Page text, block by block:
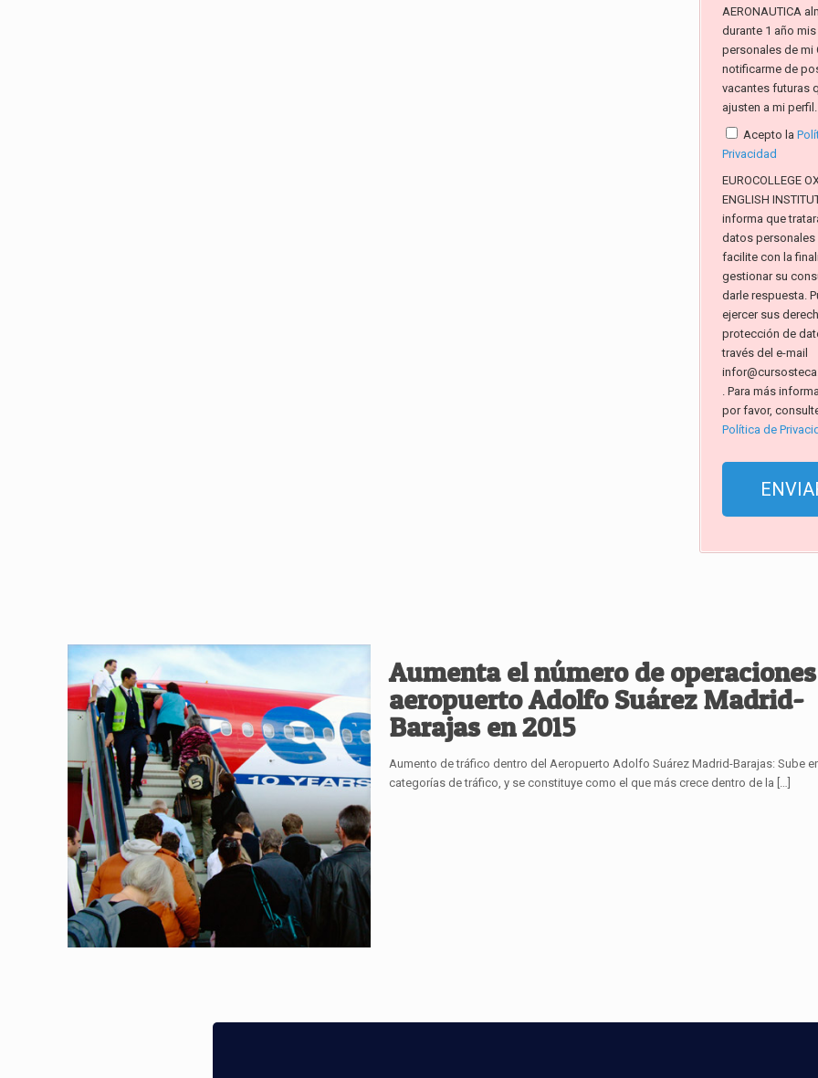
AERONAUTICA
durante 1 año
personales de mi
notificarme de
vacantes futuras
ajusten a mi perfil.
Acepto la
Privacidad
EUROCOLLEGE
ENGLISH
informa que
datos personales
facilite con la
gestionar su
darle respuesta.
ejercer sus
protección de
través del e-mail
. Para más
por favor,
Política de
Aumenta el número de
aeropuerto Adolfo Suárez Madrid-
Barajas en 2015
Aumento de tráfico dentro del Aeropuerto Adolfo Suárez Madrid-Barajas: Sube
categorías de tráfico, y se constituye como el que más crece dentro de la […]